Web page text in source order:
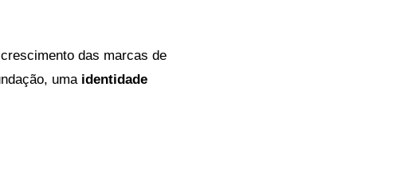
das marcas de
uma identidade